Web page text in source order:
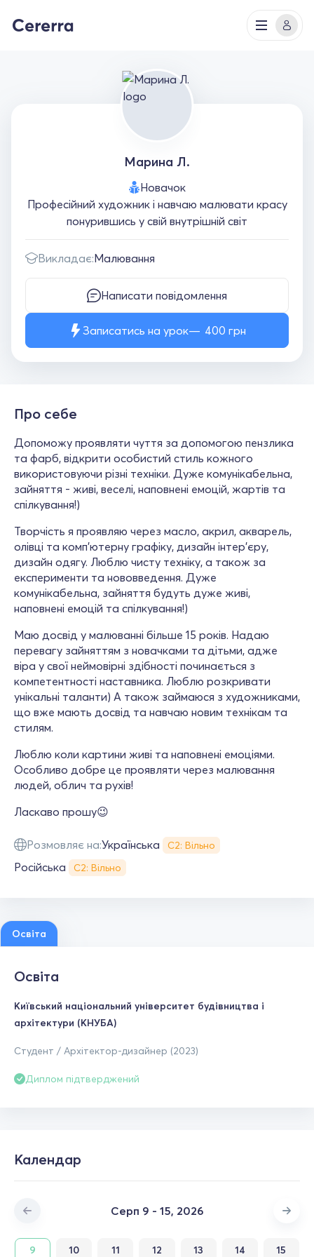
Марина Л.
Новачок
Професійний художник і навчаю малювати красу
понурившись у свій внутрішній світ
Викладає:Малювання
Написати повідомлення
Записатись на урок 400 грн
Про себе
Допоможу проявляти чуття за допомогою пензлика
та фарб, відкрити особистий стиль кожного
використовуючи різні техніки. Дуже комунікабельна,
зайняття - живі, веселі, наповнені емоцій, жартів та
спілкування!)
Творчість я проявляю через масло, акрил, акварель,
олівці та комп'ютерну графіку, дизайн інтер'єру,
дизайн одягу. Люблю чисту техніку, а також за
експерименти та нововведення. Дуже
комунікабельна, зайняття будуть дуже живі,
наповнені емоцій та спілкування!)
Маю досвід у малюванні більше 15 років. Надаю
перевагу зайняттям з новачками та дітьми, адже
віра у свої неймовірні здібності починається з
компетентності наставника. Люблю розкривати
унікальні таланти) А також займаюся з художниками,
що вже мають досвід та навчаю новим технікам та
стилям.
Люблю коли картини живі та наповнені емоціями.
Особливо добре це проявляти через малювання
людей, облич та рухів!
Ласкаво прошу😉
Розмовляє на:Українська С2: Вільно
Російська С2: Вільно
Освіта
Освіта
Київський національний університет будівництва і
архітектури (КНУБА)
Студент / Архітектор-дизайнер (2023)
Диплом підтверджений
Календар
Серп 9 - 15, 2026
9 10 11 12 13 14 15